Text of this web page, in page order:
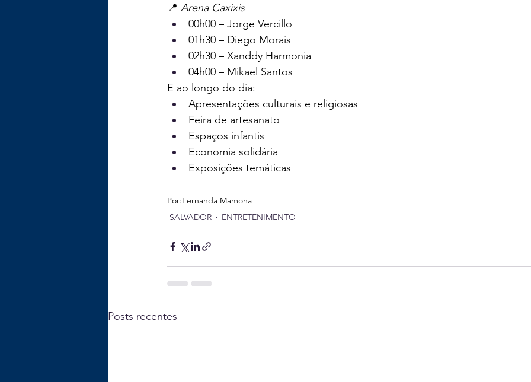
📍 Arena Caxixis
00h00 – Jorge Vercillo
01h30 – Diego Morais
02h30 – Xanddy Harmonia
04h00 – Mikael Santos
E ao longo do dia:
Apresentações culturais e religiosas
Feira de artesanato
Espaços infantis
Economia solidária
Exposições temáticas
Por:Fernanda Mamona
SALVADOR
ENTRETENIMENTO
Posts recentes